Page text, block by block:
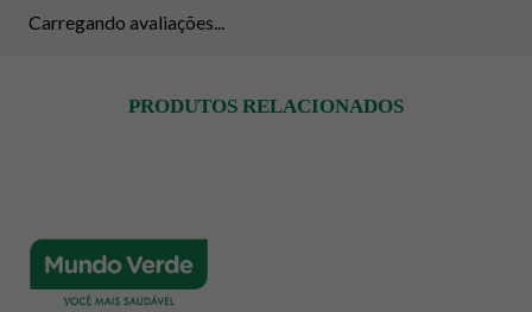
★★★☆☆
Seu nome
Carregando avaliações...
PRODUTOS RELACIONADOS